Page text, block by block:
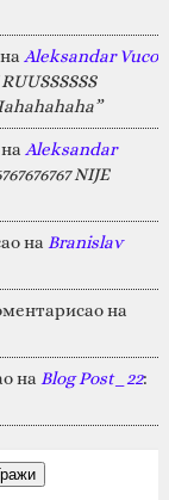
Aleksandar Vuco
Aleksandar
NIJE
на Branislav
на
на Blog Post_22: